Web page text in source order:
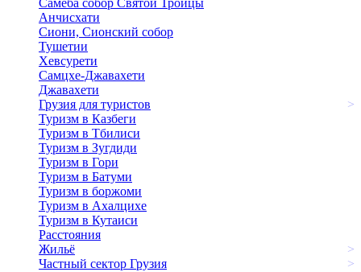
Самеба собор Святой Троицы
Анчисхати
Сиони, Сионский собор
Тушетии
Хевсурети
Самцхе-Джавахети
Джавахети
Грузия для туристов
>
Туризм в Казбеги
Туризм в Тбилиси
Туризм в Зугдиди
Туризм в Гори
Туризм в Батуми
Туризм в боржоми
Туризм в Ахалцихе
Туризм в Кутаиси
Расстояния
Жильё
>
Частный сектор Грузия
>